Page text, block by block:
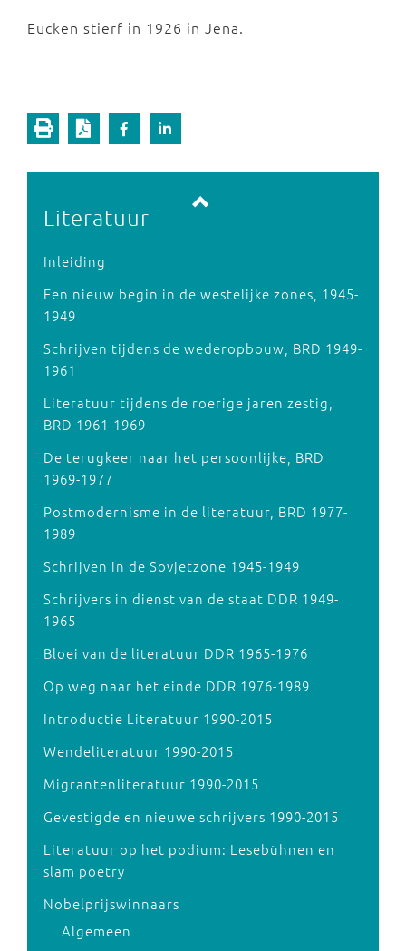
Eucken stierf in 1926 in Jena.
Literatuur
Inleiding
Een nieuw begin in de westelijke zones, 1945-
1949
Schrijven tijdens de wederopbouw, BRD 1949-
1961
Literatuur tijdens de roerige jaren zestig,
BRD 1961-1969
De terugkeer naar het persoonlijke, BRD
1969-1977
Postmodernisme in de literatuur, BRD 1977-
1989
Schrijven in de Sovjetzone 1945-1949
Schrijvers in dienst van de staat DDR 1949-
1965
Bloei van de literatuur DDR 1965-1976
Op weg naar het einde DDR 1976-1989
Introductie Literatuur 1990-2015
Wendeliteratuur 1990-2015
Migrantenliteratuur 1990-2015
Gevestigde en nieuwe schrijvers 1990-2015
Literatuur op het podium: Lesebühnen en
slam poetry
Nobelprijswinnaars
Algemeen